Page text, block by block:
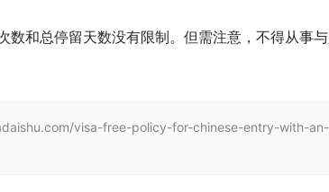
数和总停留天数没有限制。但需注意，不得从事
visa-free-policy-for-chinese-entry-with-an-